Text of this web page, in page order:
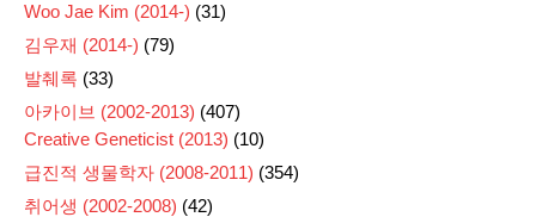
Woo Jae Kim (2014-) (31)
김우재 (2014-) (79)
발췌록 (33)
아카이브 (2002-2013) (407)
Creative Geneticist (2013) (10)
급진적 생물학자 (2008-2011) (354)
취어생 (2002-2008) (42)